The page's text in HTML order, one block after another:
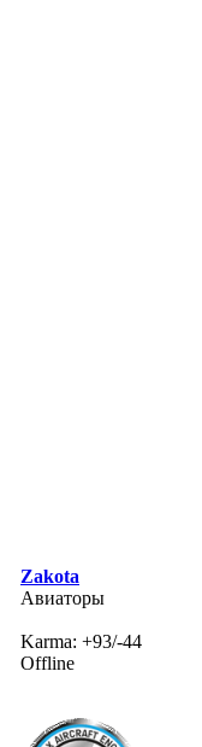
Zakota
Авиаторы
Karma: +93/-44
Offline